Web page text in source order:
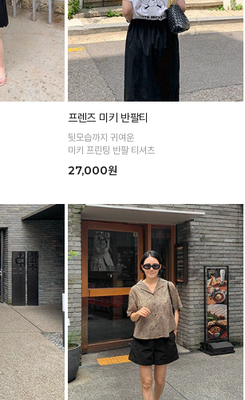
프렌즈 미키 반팔티
뒷모습까지 귀여운
미키 프린팅 반팔 티셔츠
27,000원